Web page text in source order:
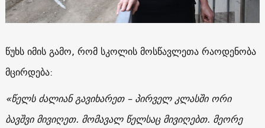
წუხს იმის გამო, რომ სკოლის მოსწავლეთა რაოდენობა
მცირდება:
«წელს ძალიან გავიხარეთ – პირველ კლასში ორი
ბავშვი მივიღეთ. მომავალ წელსაც მივიღებთ. მეორე